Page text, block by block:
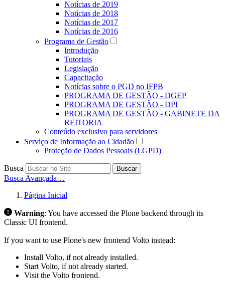
Notícias de 2019
Notícias de 2018
Notícias de 2017
Notícias de 2016
Programa de Gestão
Introdução
Tutoriais
Legislação
Capacitação
Notícias sobre o PGD no IFPB
PROGRAMA DE GESTÃO - DGEP
PROGRAMA DE GESTÃO - DPI
PROGRAMA DE GESTÃO - GABINETE DA
REITORIA
Conteúdo exclusivo para servidores
Serviço de Informação ao Cidadão
Proteção de Dados Pessoais (LGPD)
Busca Buscar
Busca Avançada…
Página Inicial
Warning: You have accessed the Plone backend through its
Classic UI frontend.
If you want to use Plone's new frontend Volto instead:
Install Volto, if not already installed.
Start Volto, if not already started.
Visit the Volto frontend.